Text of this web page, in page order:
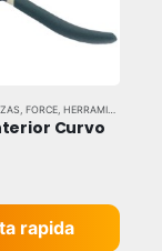
FORCE HERRAMIENTAS MANUALES
Curvo
5
rapida